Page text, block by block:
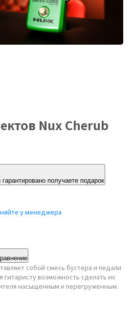
Nux Cherub
получаете подарок
у менеджера
собой смесь бустера и педали
гитаристу возможность сделать их
насыщенным и перегруженным.